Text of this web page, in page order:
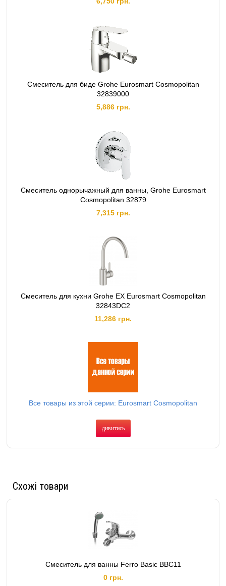
Смеситель для биде Grohe Eurosmart Cosmopolitan
32839000
5,886 грн.
Смеситель однорычажный для ванны, Grohe Eurosmart
Cosmopolitan 32879
7,315 грн.
Смеситель для кухни Grohe EX Eurosmart Cosmopolitan
32843DC2
11,286 грн.
Все товары из этой серии: Eurosmart Cosmopolitan
дивитись
Схожі товари
Смеситель для ванны Ferro Basic BBC11
0 грн.